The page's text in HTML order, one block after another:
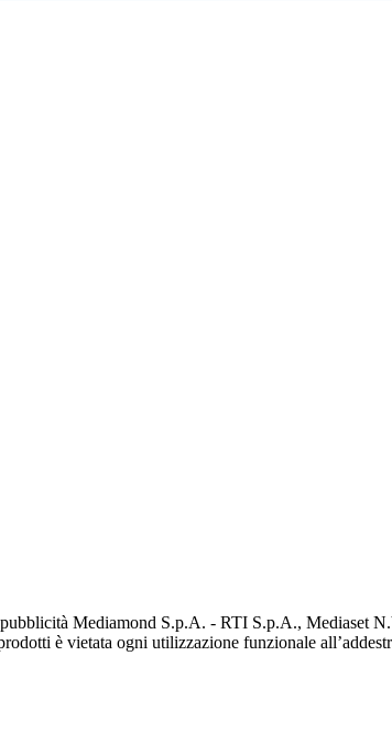
Mediamond S.p.A. - RTI S.p.A., Mediaset
è vietata ogni utilizzazione funzionale